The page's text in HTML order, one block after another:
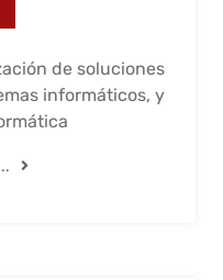
de soluciones
informáticos, y